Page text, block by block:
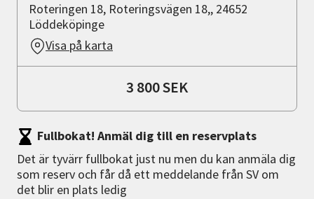
Roteringen 18, Roteringsvägen 18,, 24652
Löddeköpinge
Visa på karta
3 800 SEK
Fullbokat! Anmäl dig till en reservplats
Det är tyvärr fullbokat just nu men du kan anmäla dig
som reserv och får då ett meddelande från SV om
det blir en plats ledig